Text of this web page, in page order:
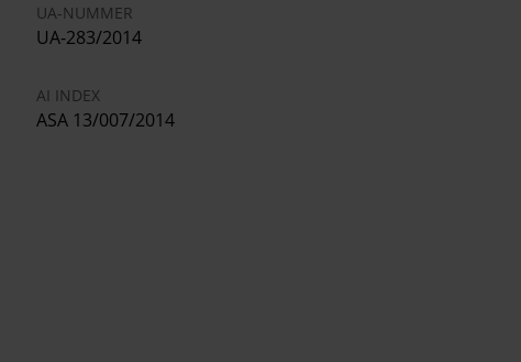
UA-NUMMER
UA-283/2014
AI INDEX
ASA 13/007/2014